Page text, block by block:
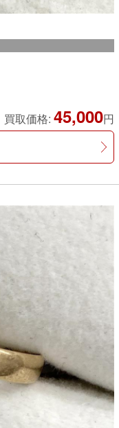
買取価格: 45,000円